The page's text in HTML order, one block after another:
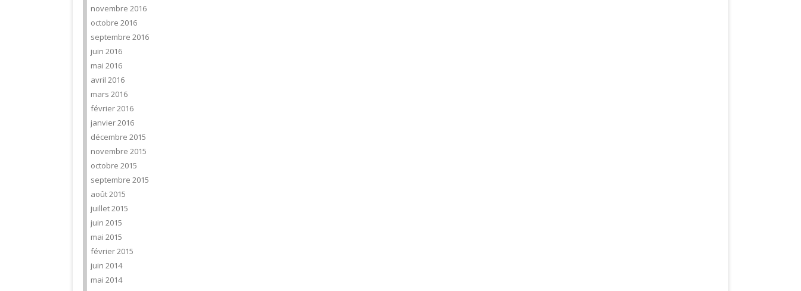
novembre 2016
octobre 2016
septembre 2016
juin 2016
mai 2016
avril 2016
mars 2016
février 2016
janvier 2016
décembre 2015
novembre 2015
octobre 2015
septembre 2015
août 2015
juillet 2015
juin 2015
mai 2015
février 2015
juin 2014
mai 2014